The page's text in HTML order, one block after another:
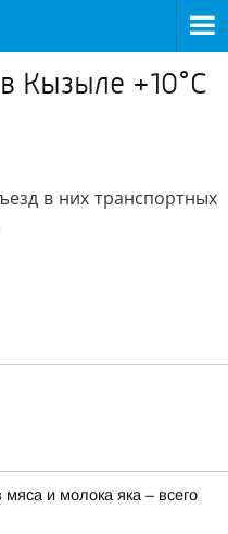
Кызыле +10°С
в них транспортных
и молока яка – всего